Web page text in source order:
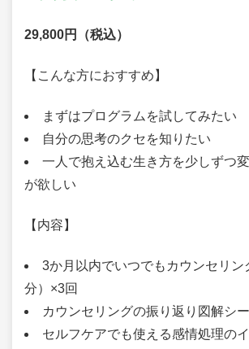
29,800円（税込）
【こんな方におすすめ】
まずはプログラムを試してみたい
自分の思考のクセを知りたい
一人で抱え込む生き方を少しずつ
が欲しい
【内容】
3か月以内でいつでもカウンセリ
分）×3回
カウンセリングの振り返り図解シ
セルフケアでも使える感情処理の